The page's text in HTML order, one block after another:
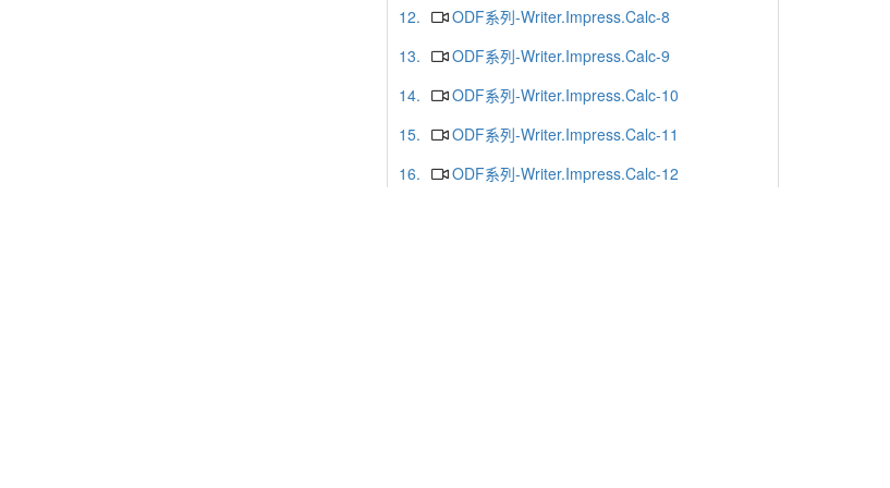
12.
ODF系列-Writer.Impress.Calc-8
13.
ODF系列-Writer.Impress.Calc-9
14.
ODF系列-Writer.Impress.Calc-10
15.
ODF系列-Writer.Impress.Calc-11
16.
ODF系列-Writer.Impress.Calc-12